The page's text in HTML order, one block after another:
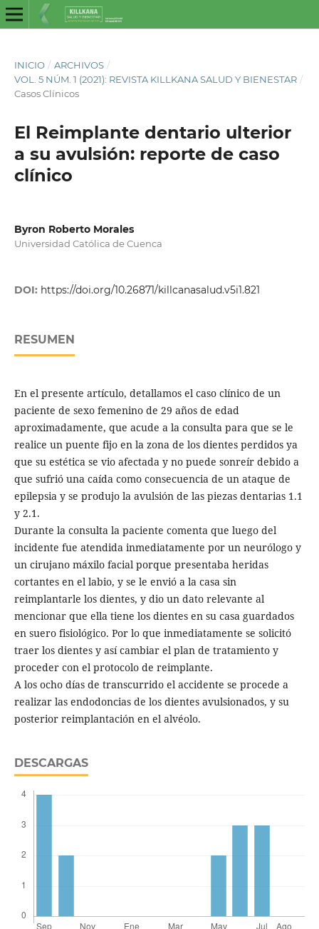
INICIO / ARCHIVOS /
VOL. 5 NÚM. 1 (2021): REVISTA KILLKANA SALUD Y BIENESTAR /
Casos Clínicos
El Reimplante dentario ulterior
a su avulsión: reporte de caso
clínico
Byron Roberto Morales
Universidad Católica de Cuenca
DOI: https://doi.org/10.26871/killcanasalud.v5i1.821
RESUMEN
En el presente artículo, detallamos el caso clínico de un
paciente de sexo femenino de 29 años de edad
aproximadamente, que acude a la consulta para que se le
realice un puente fijo en la zona de los dientes perdidos ya
que su estética se vio afectada y no puede sonreír debido a
que sufrió una caída como consecuencia de un ataque de
epilepsia y se produjo la avulsión de las piezas dentarias 1.1
y 2.1.
Durante la consulta la paciente comenta que luego del
incidente fue atendida inmediatamente por un neurólogo y
un cirujano máxilo facial porque presentaba heridas
cortantes en el labio, y se le envió a la casa sin
reimplantarle los dientes, y dio un dato relevante al
mencionar que ella tiene los dientes en su casa guardados
en suero fisiológico. Por lo que inmediatamente se solicitó
traer los dientes y así cambiar el plan de tratamiento y
proceder con el protocolo de reimplante.
A los ocho días de transcurrido el accidente se procede a
realizar las endodoncias de los dientes avulsionados, y su
posterior reimplantación en el alvéolo.
DESCARGAS